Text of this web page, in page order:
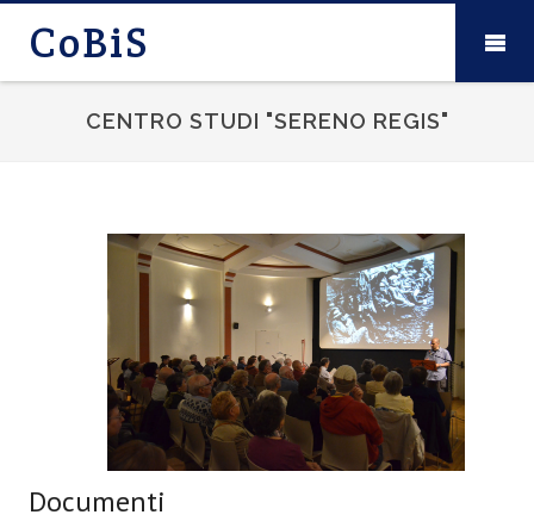
CoBiS
CENTRO STUDI "SERENO REGIS"
Documenti